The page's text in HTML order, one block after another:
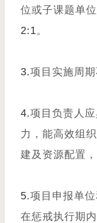
位或子课题单
2:1。
3.项目实施周
4.项目负责人
力，能高效组
建及资源配置
5.项目申报单
在惩戒执行期